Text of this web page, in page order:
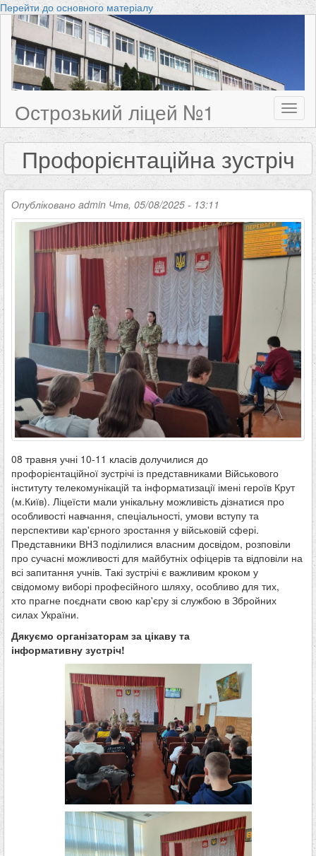
Перейти до основного матеріалу
Острозький ліцей №1
Профорієнтаційна зустріч
Опубліковано admin Чтв, 05/08/2025 - 13:11
08 травня учні 10-11 класів долучилися до
профорієнтаційної зустрічі із представниками Військового
інституту телекомунікацій та інформатизації імені героїв Крут
(м.Київ). Ліцеїсти мали унікальну можливість дізнатися про
особливості навчання, спеціальності, умови вступу та
перспективи кар'єрного зростання у військовій сфері.
Представники ВНЗ поділилися власним досвідом, розповіли
про сучасні можливості для майбутніх офіцерів та відповіли на
всі запитання учнів. Такі зустрічі є важливим кроком у
свідомому виборі професійного шляху, особливо для тих,
хто прагне поєднати свою кар'єру зі службою в Збройних
силах України.
Дякуємо організаторам за цікаву та
інформативну зустріч!